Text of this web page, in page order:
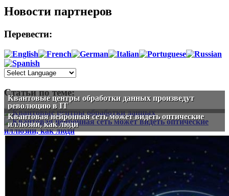
Новости партнеров
Перевести:
Статьи по теме:
Квантовые центры обработки данных произведут
революцию в IT
Квантовая нейронная сеть может видеть оптические
иллюзии, как люди